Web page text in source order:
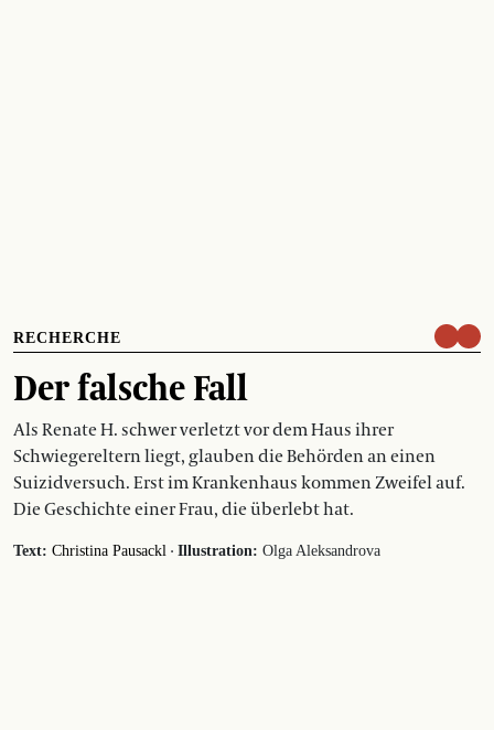
RECHERCHE
Der falsche Fall
Als Renate H. schwer verletzt vor dem Haus ihrer
Schwiegereltern liegt, glauben die Behörden an einen
Suizidversuch. Erst im Krankenhaus kommen Zweifel auf.
Die Geschichte einer Frau, die überlebt hat.
Text: Christina Pausackl · Illustration: Olga Aleksandrova